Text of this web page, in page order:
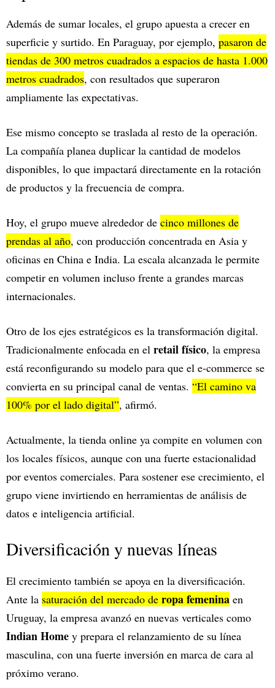
Además de sumar locales, el grupo apuesta a crecer en
superficie y surtido. En Paraguay, por ejemplo, pasaron de
tiendas de 300 metros cuadrados a espacios de hasta 1.000
metros cuadrados, con resultados que superaron
ampliamente las expectativas.
Ese mismo concepto se traslada al resto de la operación.
La compañía planea duplicar la cantidad de modelos
disponibles, lo que impactará directamente en la rotación
de productos y la frecuencia de compra.
Hoy, el grupo mueve alrededor de cinco millones de
prendas al año, con producción concentrada en Asia y
oficinas en China e India. La escala alcanzada le permite
competir en volumen incluso frente a grandes marcas
internacionales.
Otro de los ejes estratégicos es la transformación digital.
Tradicionalmente enfocada en el retail físico, la empresa
está reconfigurando su modelo para que el e-commerce se
convierta en su principal canal de ventas. “El camino va
100% por el lado digital”, afirmó.
Actualmente, la tienda online ya compite en volumen con
los locales físicos, aunque con una fuerte estacionalidad
por eventos comerciales. Para sostener ese crecimiento, el
grupo viene invirtiendo en herramientas de análisis de
datos e inteligencia artificial.
Diversificación y nuevas líneas
El crecimiento también se apoya en la diversificación.
Ante la saturación del mercado de ropa femenina en
Uruguay, la empresa avanzó en nuevas verticales como
Indian Home y prepara el relanzamiento de su línea
masculina, con una fuerte inversión en marca de cara al
próximo verano.